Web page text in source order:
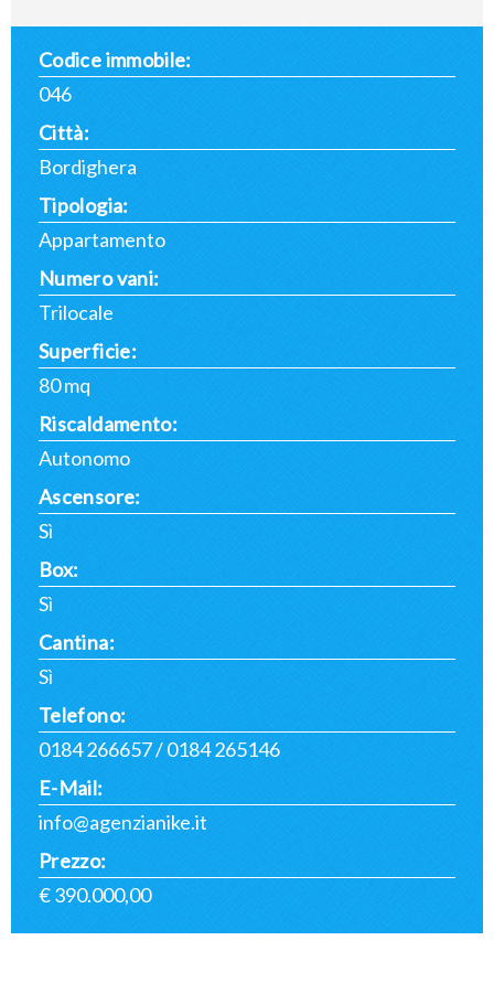
Codice immobile:
046
Città:
Bordighera
Tipologia:
Appartamento
Numero vani:
Trilocale
Superficie:
80 mq
Riscaldamento:
Autonomo
Ascensore:
Sì
Box:
Sì
Cantina:
Sì
Telefono:
0184 266657/0184 265146
E-Mail:
info@agenzianike.it
Prezzo:
€ 390.000,00